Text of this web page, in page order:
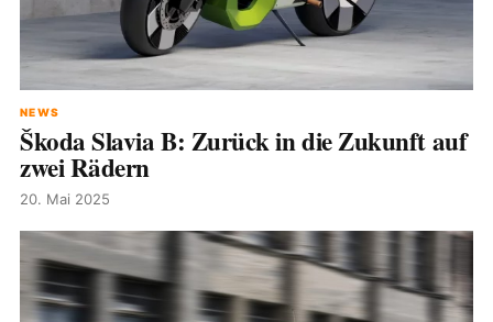
NEWS
Škoda Slavia B: Zurück in die Zukunft auf
zwei Rädern
20. Mai 2025